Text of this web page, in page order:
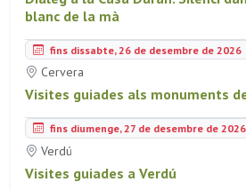
blanc de la mà
fins dissabte, 26 de desembre de 2026
Cervera
Visites guiades als monuments
fins diumenge, 27 de desembre de 2026
Verdú
Visites guiades a Verdú